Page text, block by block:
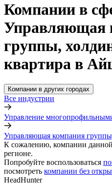
Компании в
Управляющая
группы,
квартира в
Компании в других городах
Все индустрии
Управление
Управляющая компания
К сожалению, компании
регионе.
Попробуйте воспользоваться
посмотреть компании без
HeadHunter